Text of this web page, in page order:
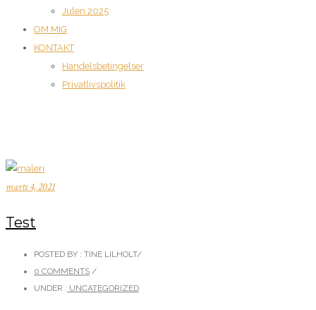
Julen 2025
OM MIG
KONTAKT
Handelsbetingelser
Privatlivspolitik
marts 4, 2021
Test
POSTED BY : TINE LILHOLT/
0 COMMENTS /
UNDER : UNCATEGORIZED